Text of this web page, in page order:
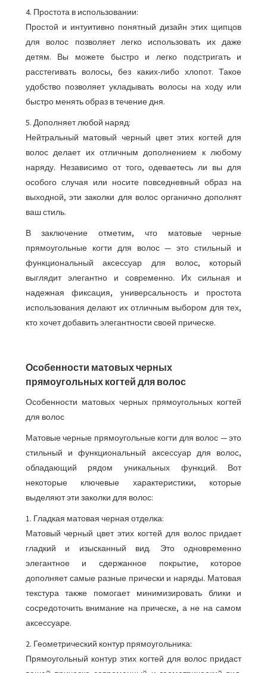
4. Простота в использовании:
Простой и интуитивно понятный дизайн этих щипцов
для волос позволяет легко использовать их даже
детям. Вы можете быстро и легко подстригать и
расстегивать волосы, без каких-либо хлопот. Такое
удобство позволяет укладывать волосы на ходу или
быстро менять образ в течение дня.
5. Дополняет любой наряд:
Нейтральный матовый черный цвет этих когтей для
волос делает их отличным дополнением к любому
наряду. Независимо от того, одеваетесь ли вы для
особого случая или носите повседневный образ на
выходной, эти заколки для волос органично дополнят
ваш стиль.
В заключение отметим, что матовые черные
прямоугольные когти для волос — это стильный и
функциональный аксессуар для волос, который
выглядит элегантно и современно. Их сильная и
надежная фиксация, универсальность и простота
использования делают их отличным выбором для тех,
кто хочет добавить элегантности своей прическе.
Особенности матовых черных
прямоугольных когтей для волос
Особенности матовых черных прямоугольных когтей
для волос
Матовые черные прямоугольные когти для волос — это
стильный и функциональный аксессуар для волос,
обладающий рядом уникальных функций. Вот
некоторые ключевые характеристики, которые
выделяют эти заколки для волос:
1. Гладкая матовая черная отделка:
Матовый черный цвет этих когтей для волос придает
гладкий и изысканный вид. Это одновременно
элегантное и сдержанное покрытие, которое
дополняет самые разные прически и наряды. Матовая
текстура также помогает минимизировать блики и
сосредоточить внимание на прическе, а не на самом
аксессуаре.
2. Геометрический контур прямоугольника:
Прямоугольный контур этих когтей для волос придаст